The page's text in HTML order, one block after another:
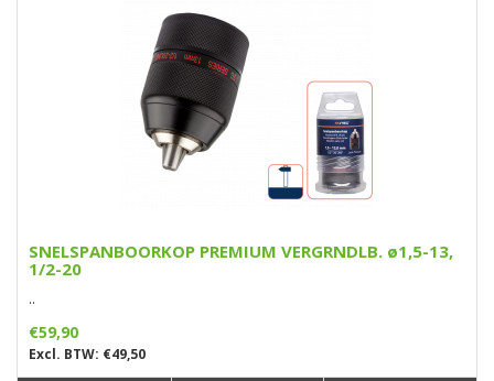
SNELSPANBOORKOP PREMIUM VERGRNDLB. ø1,5-13,
1/2-20
..
€59,90
Excl. BTW: €49,50